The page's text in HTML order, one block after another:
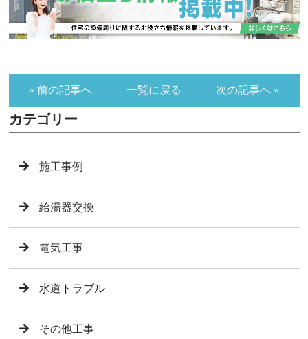
« 前の記事へ 一覧に戻る 次の記事へ »
カテゴリー
施工事例
給湯器交換
電気工事
水道トラブル
その他工事